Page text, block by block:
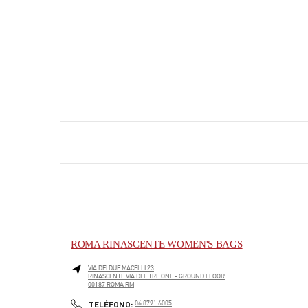
ROMA RINASCENTE WOMEN'S BAGS
VIA DEI DUE MACELLI 23
RINASCENTE VIA DEL TRITONE - GROUND FLOOR
00187 ROMA RM
TELÉFONO: PHONE
06 8791 6005